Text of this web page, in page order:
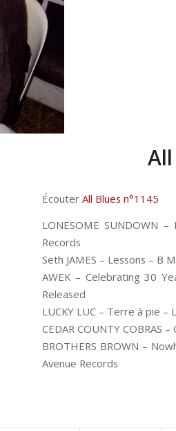
Écouter All Blues n°1145
LONESOME SUNDOWN
Records
Seth JAMES – Lessons – B
AWEK – Celebrating 30
Released
LUCKY LUC – Terre à pie
CEDAR COUNTY COBRAS
BROTHERS BROWN –
Avenue Records